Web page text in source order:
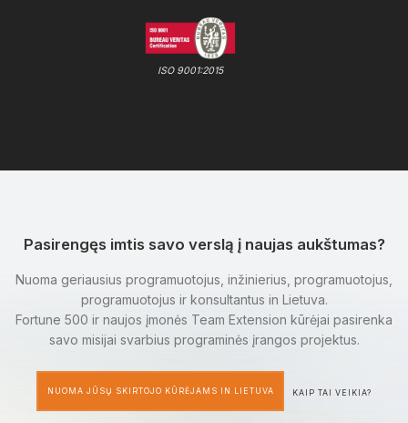
ISO 9001:2015
Pasirengęs imtis savo verslą į naujas aukštumas?
Nuoma geriausius programuotojus, inžinierius, programuotojus,
programuotojus ir konsultantus in Lietuva.
Fortune 500 ir naujos įmonės Team Extension kūrėjai pasirenka
savo misijai svarbius programinės įrangos projektus.
NUOMA JŪSŲ SKIRTOJO KŪRĖJAMS IN LIETUVA KAIP TAI VEIKIA?